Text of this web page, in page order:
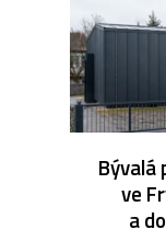
Bývalá
ve
a